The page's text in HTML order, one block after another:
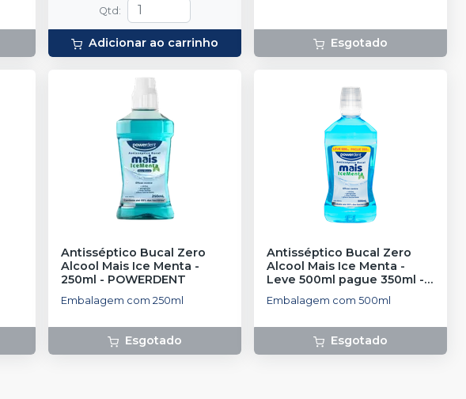
Qtd:
Adicionar ao carrinho Esgotado
Antisséptico Bucal Zero
Alcool Mais Ice Menta -
250ml - POWERDENT
Embalagem com 250ml
Esgotado
Antisséptico Bucal Zero
Alcool Mais Ice Menta -
Leve 500ml pague 350ml -
POWERDENT
Embalagem com 500ml
Esgotado